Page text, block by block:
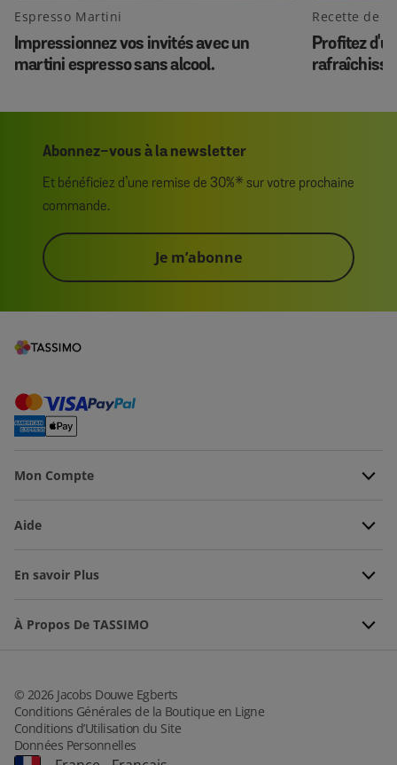
Espresso Martini
Impressionnez vos invités avec un
martini espresso sans alcool.
Recette de
Profitez
Abonnez-vous à la newsletter
Et bénéficiez d’une remise de 30%* sur votre prochaine
commande.
Je m’abonne
Mon Compte
Aide
En savoir Plus
À Propos De TASSIMO
© 2026Jacobs Douwe Egberts
Conditions Générales de la Boutique en Ligne
Conditions d’Utilisation du Site
Données Personnelles